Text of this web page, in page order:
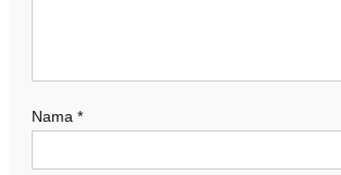
Nama *